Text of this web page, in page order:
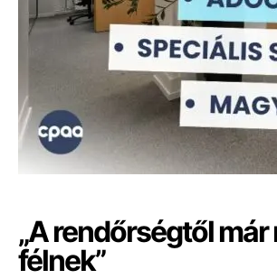
„A rendőrségtől már
félnek”